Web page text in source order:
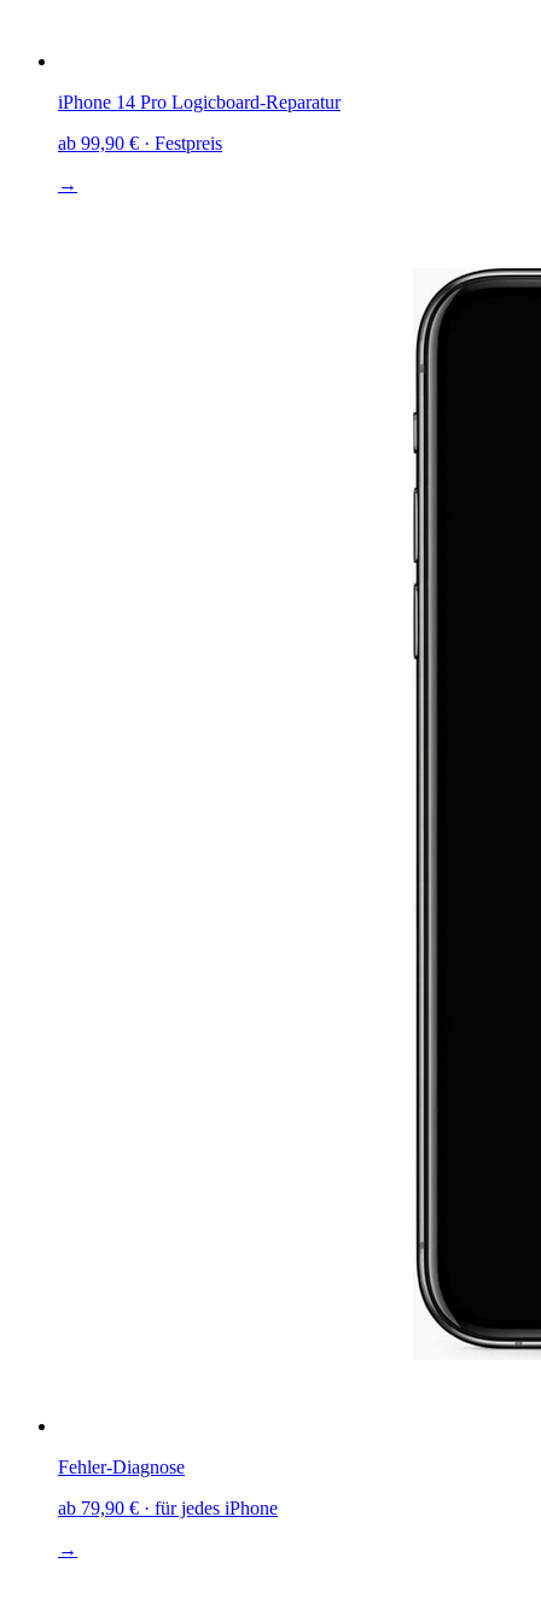
iPhone 14 Pro Logicboard-Reparatur
ab 99,90 € · Festpreis
→
Fehler-Diagnose
ab 79,90 € · für jedes iPhone
→